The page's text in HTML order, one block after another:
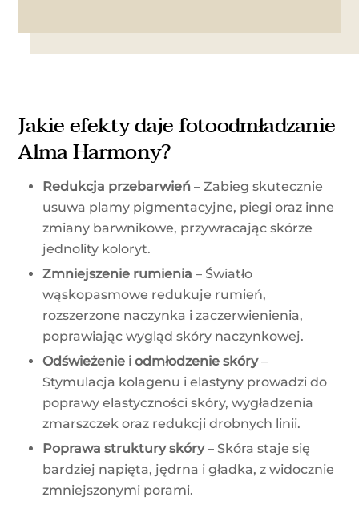
Jakie efekty daje fotoodmładzanie
Alma Harmony?
Redukcja przebarwień – Zabieg skutecznie
usuwa plamy pigmentacyjne, piegi oraz inne
zmiany barwnikowe, przywracając skórze
jednolity koloryt.
Zmniejszenie rumienia – Światło
wąskopasmowe redukuje rumień,
rozszerzone naczynka i zaczerwienienia,
poprawiając wygląd skóry naczynkowej.
Odświeżenie i odmłodzenie skóry–
Stymulacja kolagenu i elastyny prowadzi do
poprawy elastyczności skóry, wygładzenia
zmarszczek oraz redukcji drobnych linii.
Poprawa struktury skóry– Skóra staje się
bardziej napięta, jędrna i gładka, z widocznie
zmniejszonymi porami.